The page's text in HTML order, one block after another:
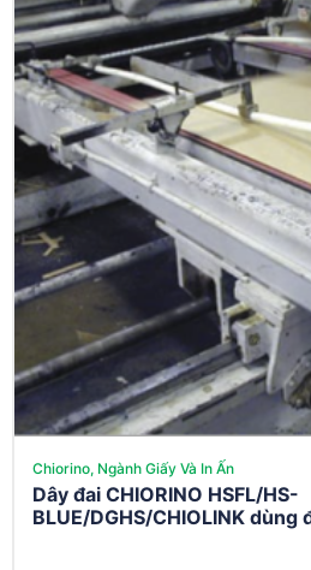
Chiorino, Ngành Giấy Và In Ấn
Dây đai CHIORINO HSFL/HS-
BLUE/DGHS/CHIOLINK